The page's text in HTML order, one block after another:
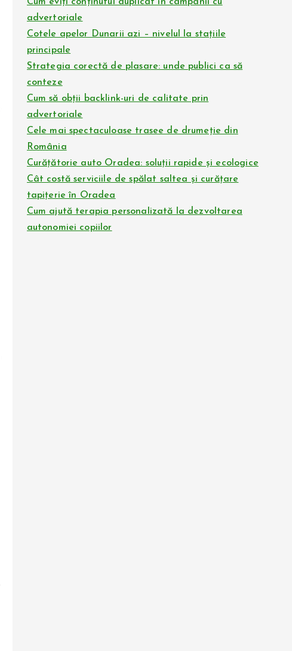
advertoriale
Cotele apelor Dunarii azi – nivelul la stațiile
principale
Strategia corectă de plasare: unde publici ca să
conteze
Cum să obții backlink-uri de calitate prin
advertoriale
Cele mai spectaculoase trasee de drumeție din
România
Curățătorie auto Oradea: soluții rapide și ecologice
Cât costă serviciile de spălat saltea și curățare
tapițerie în Oradea
Cum ajută terapia personalizată la dezvoltarea
autonomiei copiilor